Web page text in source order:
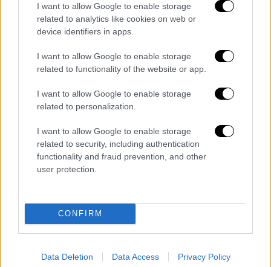
I want to allow Google to enable storage
related to analytics like cookies on web or
device identifiers in apps.
I want to allow Google to enable storage
related to functionality of the website or app.
I want to allow Google to enable storage
related to personalization.
I want to allow Google to enable storage
related to security, including authentication
functionality and fraud prevention, and other
user protection.
CONFIRM
Data Deletion Data Access Privacy Policy
Βερολίνου για την κατάσταση που επικρατεί
στη γειτονική χώρα.
Αφορμή αποτελεί διαδήλωση που έγινε το
περασμένο Σάββατο στην
συνασπισμός συνδικάτων υπό την ηγεσία
του KESK, ενός συνδικάτου εργαζομένων
στον δημόσιο τομέα. Οι διαδηλωτές
φώναξαν συνθήματα όπως «ψωμί, δουλειά
και ελευθερία». Στο δημοσίευμα ο
συντάκτης σημειώνει ότι η τουρκική
μεγάλες εφημερίδες αφιέρωσαν μόνο λίγες
γραμμές.
Οι προειδοποιήσεις Ερντογάν